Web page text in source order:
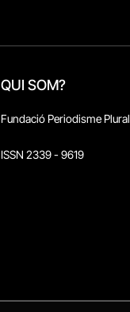
QUI SOM?
Fundació Periodisme Plural
ISSN 2339 - 9619